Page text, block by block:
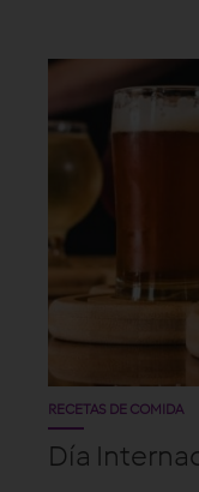
RECETAS DE COMIDA
Día